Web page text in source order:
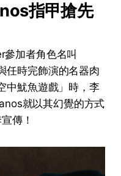
指甲搶先
參加者角色名叫
任時完飾演的名器肉
中魷魚遊戲」時，李
就以其幻覺的方式
傳！